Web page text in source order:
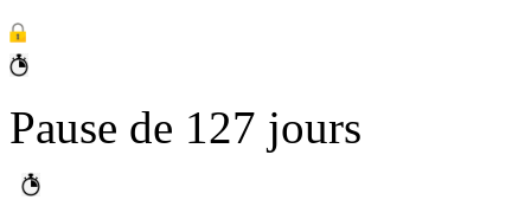
Pause de 127 jours